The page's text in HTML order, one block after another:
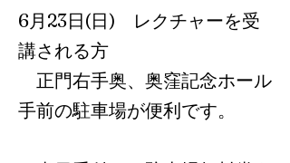
6月23日(日) レクチャーを受
講される方
正門右手奥、奥窪記念ホール
手前の駐車場が便利です。